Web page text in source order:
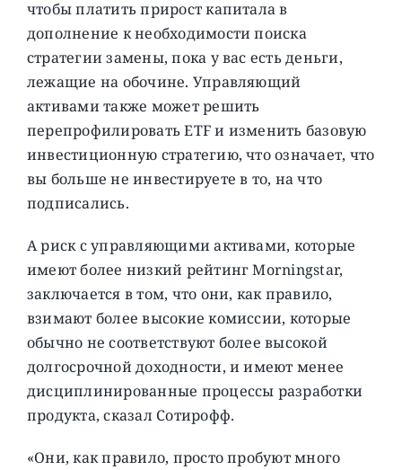
чтобы платить прирост капитала в
дополнение к необходимости поиска
стратегии замены, пока у вас есть деньги,
лежащие на обочине. Управляющий
активами также может решить
перепрофилировать ETF и изменить базовую
инвестиционную стратегию, что означает, что
вы больше не инвестируете в то, на что
подписались.
А риск с управляющими активами, которые
имеют более низкий рейтинг Morningstar,
заключается в том, что они, как правило,
взимают более высокие комиссии, которые
обычно не соответствуют более высокой
долгосрочной доходности, и имеют менее
дисциплинированные процессы разработки
продукта, сказал Сотирофф.
«Они, как правило, просто пробуют много